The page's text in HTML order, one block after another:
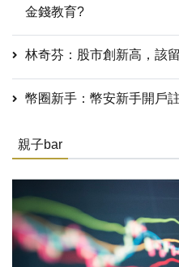
金錢教育?
林奇芬：股市創新高，該
幣圈新手：幣安新手開戶
親子bar